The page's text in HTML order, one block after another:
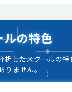
ルの特色
析したスクールの特
ません。